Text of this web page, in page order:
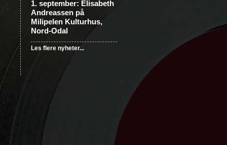
1. september: Elisabeth
Andreassen på
Milipelen Kulturhus,
Nord-Odal
Les flere nyheter...